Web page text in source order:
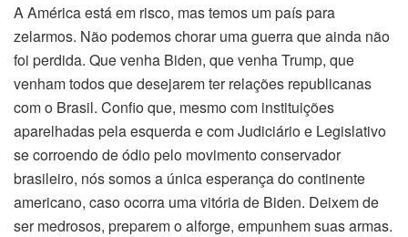
A América está em risco, mas temos um país para
zelarmos. Não podemos chorar uma guerra que ainda não
foi perdida. Que venha Biden, que venha Trump, que
venham todos que desejarem ter relações republicanas
com o Brasil. Confio que, mesmo com instituições
aparelhadas pela esquerda e com Judiciário e Legislativo
se corroendo de ódio pelo movimento conservador
brasileiro, nós somos a única esperança do continente
americano, caso ocorra uma vitória de Biden. Deixem de
ser medrosos, preparem o alforge, empunhem suas armas.